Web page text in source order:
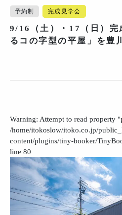
予約制 完成見学会
9/16（土）・17（日）完
るコの字型の平屋」を豊
Warning: Attempt to read property
/home/itokoslow/itoko.co.jp/
content/plugins/tiny-booker/
line 80